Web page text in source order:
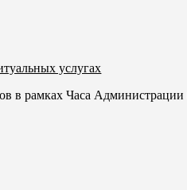
услугах
в рамках Часа